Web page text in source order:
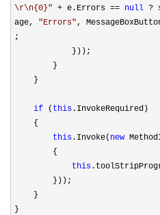
\r\n{0}" + e.Errors == null ?
age, "Errors",
;
}));
}
}
if ( this .InvokeRequired)
{
this .Invoke( new
{
this
}));
}
}